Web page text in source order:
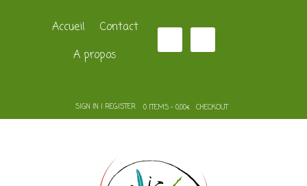
Accueil
Contact
A propos
SIGN IN | REGISTER 0 ITEMS - 0,00€ CHECKOUT